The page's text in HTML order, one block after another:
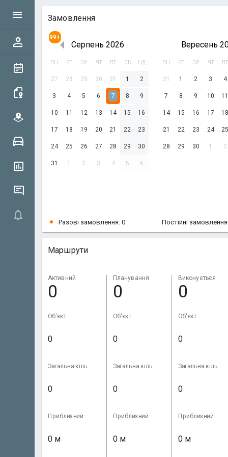
Замовлення
99+
Серпень 2026
ПН ВТ СР ЧТ ПТ СБ НД
27 28 29 30 31 1 2
3 4 5 6 7 8 9
10 11 12 13 14 15 16
17 18 19 20 21 22 23
24 25 26 27 28 29 30
31 1 2 3 4 5 6
Вересень
ПН ВТ СР ЧТ ПТ
31 1 2 3 4
7 8 9 10 11
14 15 16 17 18
21 22 23 24 25
28 29 30 1 2
Разові замовлення: 0 Постійні
Маршрути
Активний
0
Об'єкт
Загальна кількість замовлень
Приблизний пробіг
Планування
0
Об'єкт
Загальна кількість замовлень
Приблизний пробіг
Виконується
0
Об'єкт
Загальна кількість замовлень
Приблизний пробіг